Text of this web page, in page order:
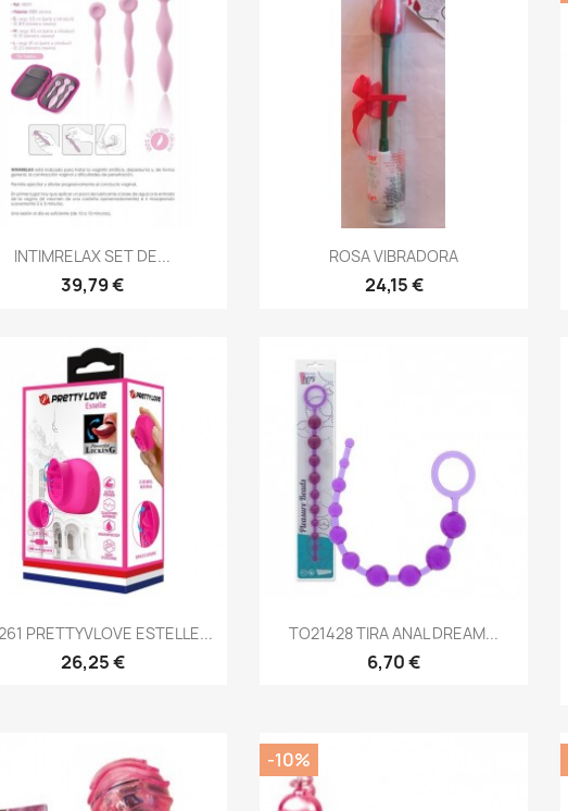
Vista rápida
INTIMRELAX SET DE...
39,79 €
Vista rápida
ROSA VIBRADORA
24,15 €
Vista rápida
PRETTYVLOVE ESTELLE...
26,25 €
Vista rápida
TO21428 TIRA ANAL DREAM...
6,70 €
-10%